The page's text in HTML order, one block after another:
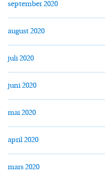
september 2020
august 2020
juli 2020
juni 2020
mai 2020
april 2020
mars 2020